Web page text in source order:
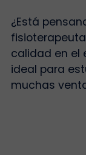
¿Está
calidad en el
ideal para
muchas